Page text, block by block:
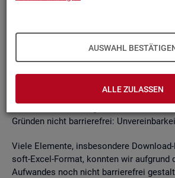
AUSWAHL
ALLE ZULASSEN
kon­ti­nu­ier­lich durch­ge­führt wer­den.
Die Web­sei­ten sind mit den ge­nann­ten
Grün­den nicht bar­rie­re­frei:
Viele Ele­men­te, ins­be­son­de­re
soft-Excel-For­mat, konn­ten wir auf­grund
Auf­wan­des noch nicht bar­rie­re­frei